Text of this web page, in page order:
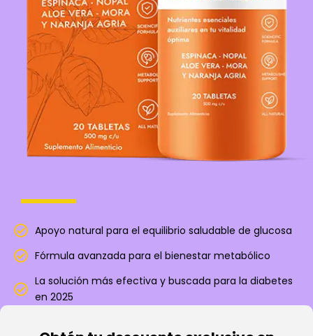
Apoyo natural para el equilibrio saludable de glucosa
Fórmula avanzada para el bienestar metabólico
La solución más efectiva y buscada para la diabetes
en 2025